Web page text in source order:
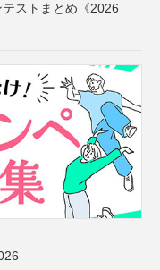
ストまとめ《2026